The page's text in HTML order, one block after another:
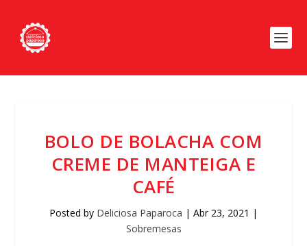
BOLO DE BOLACHA COM
CREME DE MANTEIGA E
CAFÉ
Posted by Deliciosa Paparoca | Abr 23, 2021 |
Sobremesas